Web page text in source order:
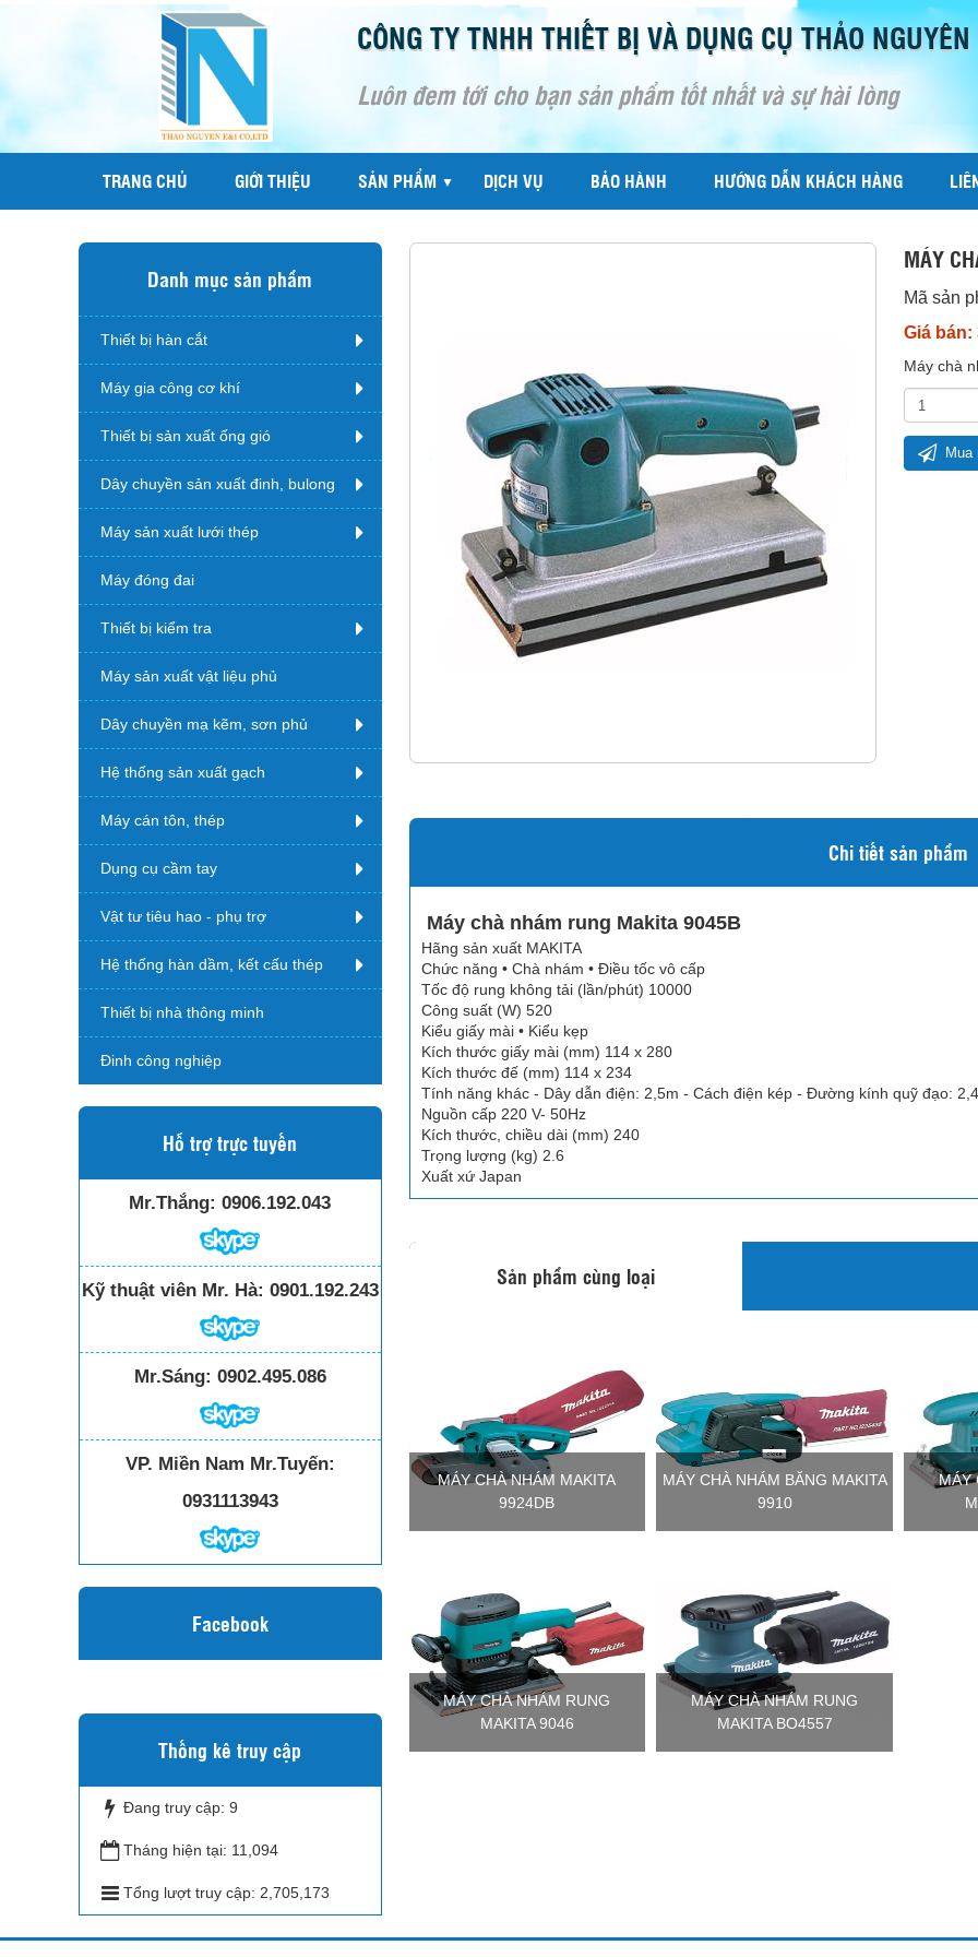
CÔNG TY TNHH THIẾT BỊ VÀ DỤNG CỤ THẢO NGUYÊN
Luôn đem tới cho bạn sản phẩm tốt nhất và sự hài lòng
TRANG CHỦ GIỚI THIỆU SẢN PHẨM ▼ DỊCH VỤ BẢO HÀNH HƯỚNG DẪN KHÁCH HÀNG
MÁY
Mã sản
Giá bán:
Máy chà
Mua
Chi tiết sản phẩm
Máy chà nhám rung Makita 9045B
Hãng sản xuất MAKITA
Chức năng • Chà nhám • Điều tốc vô cấp
Tốc độ rung không tải (lần/phút) 10000
Công suất (W) 520
Kiểu giấy mài • Kiểu kẹp
Kích thước giấy mài (mm) 114 x 280
Kích thước đế (mm) 114 x 234
Tính năng khác - Dây dẫn điện: 2,5m - Cách điện kép - Đường kính quỹ đạo:
Nguồn cấp 220 V- 50Hz
Kích thước, chiều dài (mm) 240
Trọng lượng (kg) 2.6
Xuất xứ Japan
Sản phẩm cùng loại
MÁY CHÀ NHÁM MAKITA
9924DB
MÁY CHÀ NHÁM BĂNG MAKITA
9910
MÁY
MÁY CHÀ NHÁM RUNG
MAKITA 9046
MÁY CHÀ NHÁM RUNG
MAKITA BO4557
Danh mục sản phẩm
Thiết bị hàn cắt
Máy gia công cơ khí
Thiết bị sản xuất ống gió
Dây chuyền sản xuất đinh, bulong
Máy sản xuất lưới thép
Máy đóng đai
Thiết bị kiểm tra
Máy sản xuất vật liệu phủ
Dây chuyền mạ kẽm, sơn phủ
Hệ thống sản xuất gạch
Máy cán tôn, thép
Dụng cụ cầm tay
Vật tư tiêu hao - phụ trợ
Hệ thống hàn dầm, kết cấu thép
Thiết bị nhà thông minh
Đinh công nghiệp
Hỗ trợ trực tuyến
Mr.Thắng: 0906.192.043
Kỹ thuật viên Mr. Hà: 0901.192.243
Mr.Sáng: 0902.495.086
VP. Miền Nam Mr.Tuyến:
0931113943
Facebook
Thống kê truy cập
Đang truy cập: 9
Tháng hiện tại: 11,094
Tổng lượt truy cập: 2,705,173